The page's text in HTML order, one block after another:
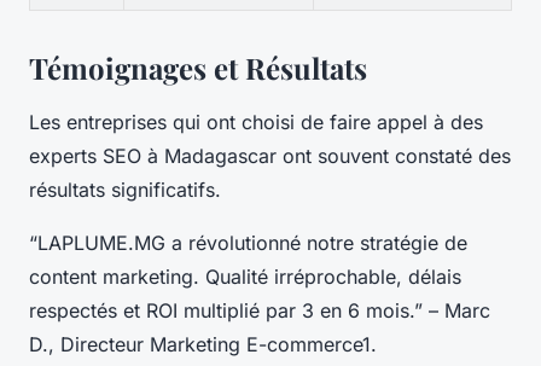
Témoignages et Résultats
Les entreprises qui ont choisi de faire appel à des
experts SEO à Madagascar ont souvent constaté des
résultats significatifs.
“LAPLUME.MG a révolutionné notre stratégie de
content marketing. Qualité irréprochable, délais
respectés et ROI multiplié par 3 en 6 mois.” – Marc
D., Directeur Marketing E-commerce1.